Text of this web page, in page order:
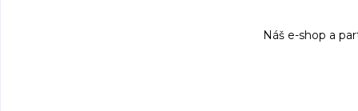
Náš e-shop a